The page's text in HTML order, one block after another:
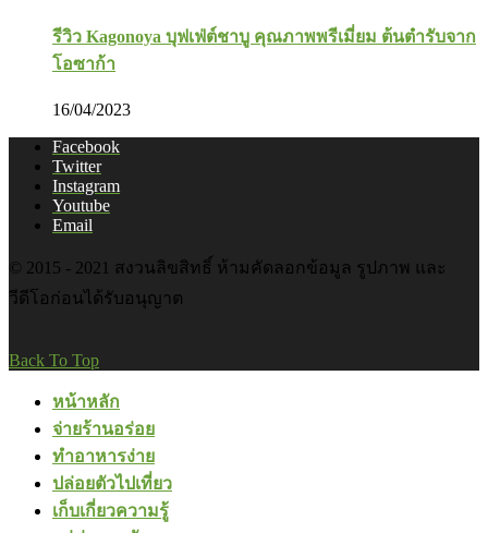
รีวิว Kagonoya บุฟเฟ่ต์ชาบู คุณภาพพรีเมี่ยม ต้นตำรับจาก
โอซาก้า
16/04/2023
Facebook
Twitter
Instagram
Youtube
Email
© 2015 - 2021 สงวนลิขสิทธิ์ ห้ามคัดลอกข้อมูล รูปภาพ และ
วีดีโอก่อนได้รับอนุญาต
Back To Top
หน้าหลัก
จ่ายร้านอร่อย
ทำอาหารง่าย
ปล่อยตัวไปเที่ยว
เก็บเกี่ยวความรู้